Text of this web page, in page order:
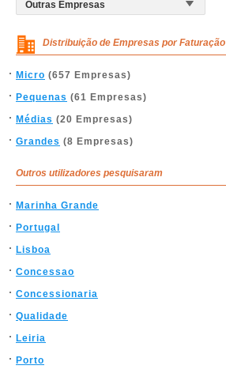
Distribuição de Empresas por Faturação
Micro (657 Empresas)
Pequenas (61 Empresas)
Médias (20 Empresas)
Grandes (8 Empresas)
Outros utilizadores pesquisaram
Marinha Grande
Portugal
Lisboa
Concessao
Concessionaria
Qualidade
Leiria
Porto